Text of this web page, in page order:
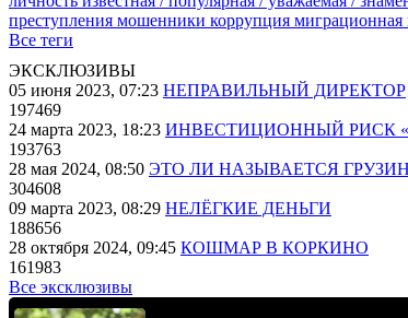
преступления мошенники коррупция
Все теги
ЭКСКЛЮЗИВЫ
05 июня 2023, 07:23 НЕПРАВИЛЬНЫЙ ДИРЕКТОР
197469
24 марта 2023, 18:23 ИНВЕСТИЦИОННЫЙ РИСК
193763
28 мая 2024, 08:50 ЭТО ЛИ НАЗЫВАЕТСЯ
304608
09 марта 2023, 08:29 НЕЛЁГКИЕ ДЕНЬГИ
188656
28 октября 2024, 09:45 КОШМАР В КОРКИНО
161983
Все эксклюзивы